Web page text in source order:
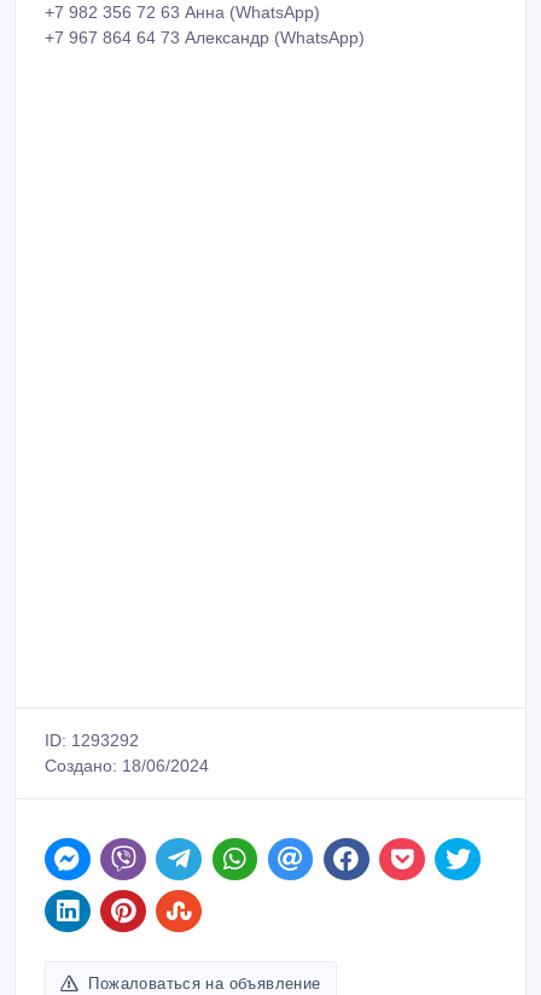
+7 982 356 72 63 Анна (WhatsApp)
+7 967 864 64 73 Александр (WhatsApp)
ID: 1293292
Создано: 18/06/2024
Пожаловаться на объявление